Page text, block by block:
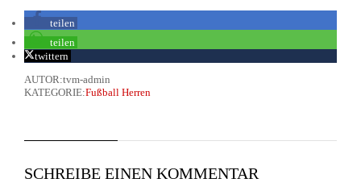
teilen
teilen
twittern
AUTOR:tvm-admin
KATEGORIE:Fußball Herren
SCHREIBE EINEN KOMMENTAR